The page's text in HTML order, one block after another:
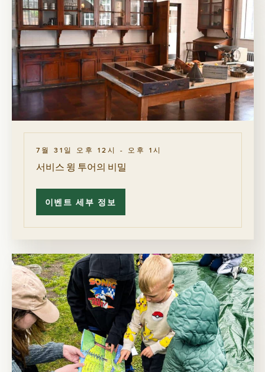
7월 31일 오후 12시 - 오후 1시
서비스 윙 투어의 비밀
이벤트 세부 정보
스
윙
의
비
밀